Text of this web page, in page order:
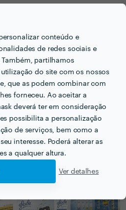
conteúdo e
de redes sociais e
partilhamos
do site com os nossos
que as podem combinar com
forneceu. Ao aceitar a
deverá ter em consideração
possibilita a personalização
de serviços, bem como a
interesse. Poderá alterar as
a qualquer altura.
Ver detalhes
Oriana! El resultado fue
a nuestra idea con diseñó
La recomiendo 100%